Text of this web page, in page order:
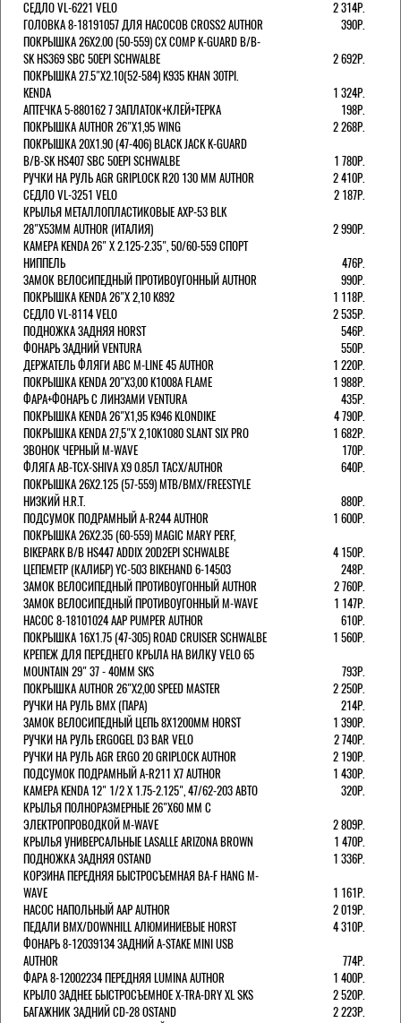
СЕДЛО VL-6221 VELO
2 314Р.
ГОЛОВКА 8-18191057 ДЛЯ НАСОСОВ CROSS2 AUTHOR
390Р.
ПОКРЫШКА 26X2.00 (50-559) CX COMP K-GUARD B/B-
SK HS369 SBC 50EPI SCHWALBE
2 692Р.
ПОКРЫШКА 27.5"Х2.10(52-584) K935 KHAN 30TPI.
KENDA
1 324Р.
АПТЕЧКА 5-880162 7 ЗАПЛАТОК+КЛЕЙ+ТЕРКА
198Р.
ПОКРЫШКА AUTHOR 26"Х1,95 WING
2 268Р.
ПОКРЫШКА 20X1.90 (47-406) BLACK JACK K-GUARD
B/B-SK HS407 SBC 50EPI SCHWALBE
1 780Р.
РУЧКИ НА РУЛЬ AGR GRIPLOCK R20 130 ММ AUTHOR
2 410Р.
СЕДЛО VL-3251 VELO
2 187Р.
КРЫЛЬЯ МЕТАЛЛОПЛАСТИКОВЫЕ AXP-53 BLK
28"Х53ММ AUTHOR (ИТАЛИЯ)
2 990Р.
КАМЕРА KENDA 26" Х 2.125-2.35", 50/60-559 СПОРТ
НИППЕЛЬ
476Р.
ЗАМОК ВЕЛОСИПЕДНЫЙ ПРОТИВОУГОННЫЙ AUTHOR
990Р.
ПОКРЫШКА KENDA 26"Х 2,10 K892
1 118Р.
СЕДЛО VL-8114 VELO
2 535Р.
ПОДНОЖКА ЗАДНЯЯ HORST
546Р.
ФОНАРЬ ЗАДНИЙ VENTURA
550Р.
ДЕРЖАТЕЛЬ ФЛЯГИ АВС M-LINE 45 AUTHOR
1 220Р.
ПОКРЫШКА KENDA 20"Х3,00 K1008A FLAME
1 988Р.
ФАРА+ФОНАРЬ С ЛИНЗАМИ VENTURA
435Р.
ПОКРЫШКА KENDA 26"Х1,95 K946 KLONDIKE
4 790Р.
ПОКРЫШКА KENDA 27,5"Х 2,10K1080 SLANT SIX PRO
1 682Р.
ЗВОНОК ЧЕРНЫЙ M-WAVE
170Р.
ФЛЯГА AB-TCX-SHIVA X9 0.85Л TACX/AUTHOR
640Р.
ПОКРЫШКА 26X2.125 (57-559) MTB/BMX/FREESTYLE
НИЗКИЙ H.R.T.
880Р.
ПОДСУМОК ПОДРАМНЫЙ A-R244 AUTHOR
1 600Р.
ПОКРЫШКА 26X2.35 (60-559) MAGIC MARY PERF,
BIKEPARK B/B HS447 ADDIX 20D2EPI SCHWALBE
4 150Р.
ЦЕПЕМЕТР (КАЛИБР) YC-503 BIKEHAND 6-14503
248Р.
ЗАМОК ВЕЛОСИПЕДНЫЙ ПРОТИВОУГОННЫЙ AUTHOR
2 760Р.
ЗАМОК ВЕЛОСИПЕДНЫЙ ПРОТИВОУГОННЫЙ M-WAVE
1 147Р.
НАСОС 8-18101024 AAP PUMPER AUTHOR
610Р.
ПОКРЫШКА 16X1.75 (47-305) ROAD CRUISER SCHWALBE
1 560Р.
КРЕПЕЖ ДЛЯ ПЕРЕДНЕГО КРЫЛА НА ВИЛКУ VELO 65
MOUNTAIN 29" 37 - 40ММ SKS
793Р.
ПОКРЫШКА AUTHOR 26"Х2,00 SPEED MASTER
2 250Р.
РУЧКИ НА РУЛЬ BMX (ПАРА)
214Р.
ЗАМОК ВЕЛОCИПЕДНЫЙ ЦЕПЬ 8Х1200ММ HORST
1 390Р.
РУЧКИ НА РУЛЬ ERGOGEL D3 BAR VELO
2 740Р.
РУЧКИ НА РУЛЬ AGR ERGO 20 GRIPLOCK AUTHOR
2 190Р.
ПОДСУМОК ПОДРАМНЫЙ A-R211 X7 AUTHOR
1 430Р.
КАМЕРА KENDA 12" 1/2 Х 1.75-2.125", 47/62-203 АВТО
320Р.
КРЫЛЬЯ ПОЛНОРАЗМЕРНЫЕ 26"Х60 ММ С
ЭЛЕКТРОПРОВОДКОЙ M-WAVE
2 809Р.
КРЫЛЬЯ УНИВЕРСАЛЬНЫЕ LASALLE ARIZONA BROWN
1 470Р.
ПОДНОЖКА ЗАДНЯЯ OSTAND
1 336Р.
КОРЗИНА ПЕРЕДНЯЯ БЫСТРОСЪЕМНАЯ BA-F HANG M-
WAVE
1 161Р.
НАСОС НАПОЛЬНЫЙ AAP AUTHOR
2 019Р.
ПЕДАЛИ BMX/DOWNHILL АЛЮМИНИЕВЫЕ HORST
4 310Р.
ФОНАРЬ 8-12039134 ЗАДНИЙ A-STAKE MINI USB
AUTHOR
774Р.
ФАРА 8-12002234 ПЕРЕДНЯЯ LUMINA AUTHOR
1 400Р.
КРЫЛО ЗАДНЕЕ БЫСТРОСЪЕМНОЕ X-TRA-DRY XL SKS
2 520Р.
БАГАЖНИК ЗАДНИЙ CD-28 OSTAND
2 223Р.